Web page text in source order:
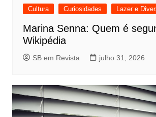
Cultura Curiosidades Lazer e
Marina Senna: Quem é
Wikipédia
SB em Revista julho 31, 2026